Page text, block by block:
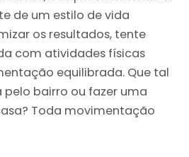
de um estilo de vida
os resultados, tente
com atividades físicas
equilibrada. Que tal
bairro ou fazer uma
Toda movimentação